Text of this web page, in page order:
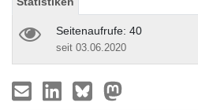
Seitenaufrufe: 40
seit 03.06.2020